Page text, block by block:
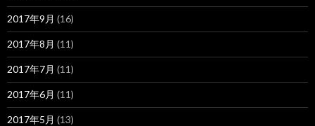
2017年9月 (16)
2017年8月 (11)
2017年7月 (11)
2017年6月 (11)
2017年5月 (13)